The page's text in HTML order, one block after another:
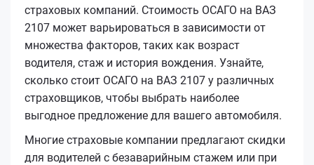
страховых компаний. Стоимость ОСАГО на ВАЗ
2107 может варьироваться в зависимости от
множества факторов, таких как возраст
водителя, стаж и история вождения. Узнайте,
сколько стоит ОСАГО на ВАЗ 2107 у различных
страховщиков, чтобы выбрать наиболее
выгодное предложение для вашего автомобиля.
Многие страховые компании предлагают скидки
для водителей с безаварийным стажем или при